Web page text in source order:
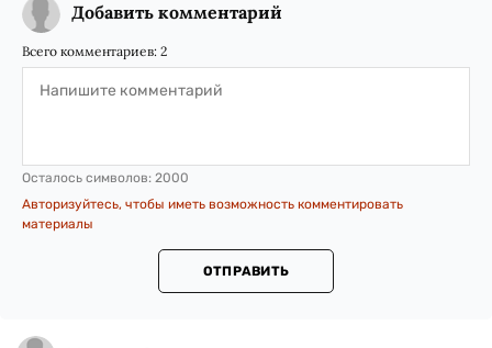
Добавить комментарий
Всего комментариев: 2
Осталось символов: 2000
Авторизуйтесь, чтобы иметь возможность комментировать
материалы
ОТПРАВИТЬ